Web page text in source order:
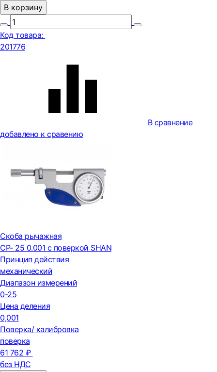
В корзину
Код товара:
201776
В сравнение
добавлено к сравению
Скоба рычажная
СР- 25 0.001 с поверкой SHAN
Принцип действия
механический
Диапазон измерений
0-25
Цена деления
0,001
Поверка/ калибровка
поверка
61 762 ₽
без НДС